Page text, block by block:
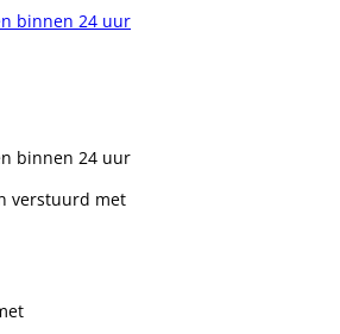
binnen 24 uur
binnen 24 uur
verstuurd met